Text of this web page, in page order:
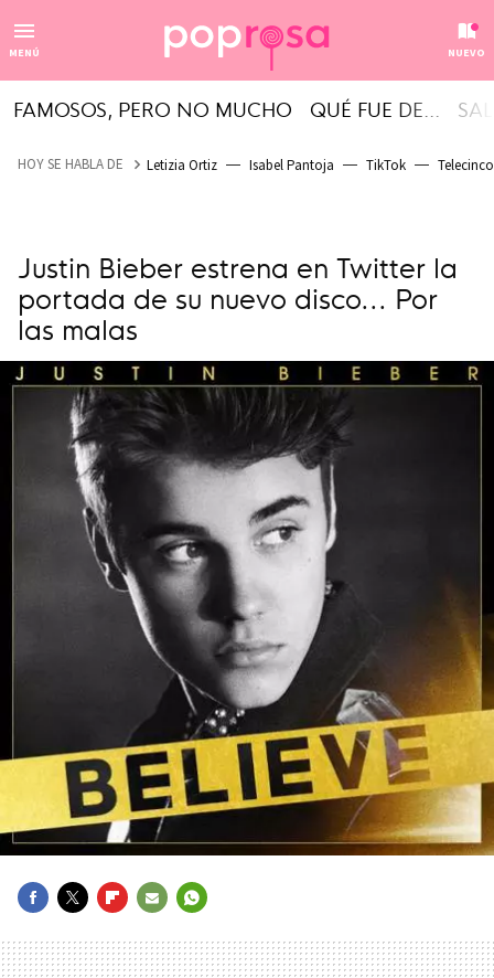
MENÚ NUEVO
FAMOSOS, PERO NO MUCHO QUÉ FUE DE...
HOY SE HABLA DE Letizia Ortiz Isabel Pantoja TikTok Telecinco
Justin Bieber estrena en Twitter la
portada de su nuevo disco... Por
las malas
MAIL